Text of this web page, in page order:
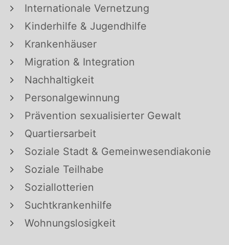
Internationale Vernetzung
Kinderhilfe & Jugendhilfe
Krankenhäuser
Migration & Integration
Nachhaltigkeit
Personalgewinnung
Prävention sexualisierter Gewalt
Quartiersarbeit
Soziale Stadt & Gemeinwesendiakonie
Soziale Teilhabe
Soziallotterien
Suchtkrankenhilfe
Wohnungslosigkeit